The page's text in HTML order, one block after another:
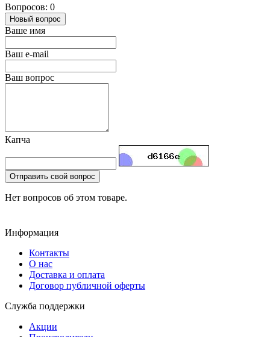
Вопросов: 0
Новый вопрос
Ваше имя
Ваш e-mail
Ваш вопрос
Капча
Отправить свой вопрос
Нет вопросов об этом товаре.
Информация
Контакты
О нас
Доставка и оплата
Договор публичной оферты
Служба поддержки
Акции